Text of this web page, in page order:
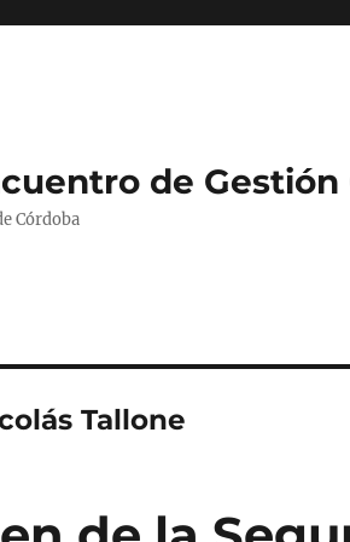
de
Córdoba
Tallone